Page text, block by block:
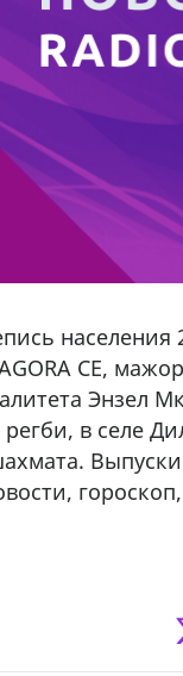
населения
CE,
Энзел
в селе